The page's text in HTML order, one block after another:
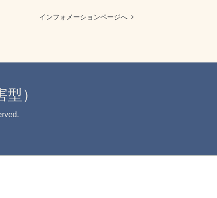
インフォメーションページへ
）